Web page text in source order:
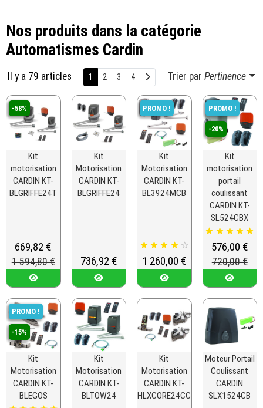
Nos produits dans la catégorie
Automatismes Cardin
Il y a 79 articles 1 2 3 4 SuivantTrier par Pertinence
Kit
motorisation
CARDIN KT-
BLGRIFFE24T
-58%
Prix
669,82 €
1 594,80 €
Kit
Motorisation
CARDIN KT-
BLGRIFFE24
Prix
736,92 €
Kit
Motorisation
CARDIN KT-
BL3924MCB
PROMO !
    
Prix
1 260,00 €
Kit
motorisation
portail
coulissant
CARDIN KT-
SL524CBX
PROMO !
-20%
    
Prix
576,00 €
720,00 €
Kit
Motorisation
CARDIN KT-
BLEGOS
PROMO !
-15%
Kit
Motorisation
CARDIN KT-
BLTOW24
Kit
Motorisation
CARDIN KT-
HLXCORE24CC
Moteur Portail
Coulissant
CARDIN
SLX1524CB